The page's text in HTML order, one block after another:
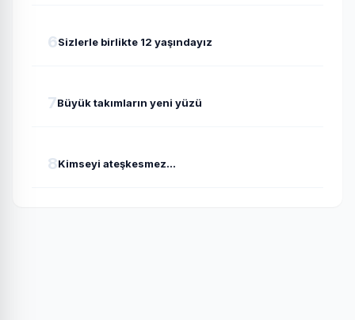
6Sizlerle birlikte 12 yaşındayız
7Büyük takımların yeni yüzü
8Kimseyi ateşkesmez...